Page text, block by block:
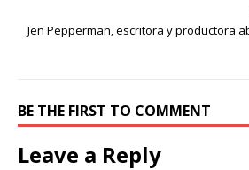
Jen Pepperman, escritora y productora
BE THE FIRST TO COMMENT
Leave a Reply